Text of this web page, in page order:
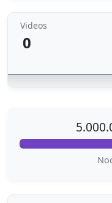
Videos
0